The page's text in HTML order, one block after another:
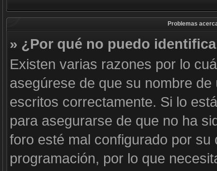
Problemas
» ¿Por qué no puedo
Existen varias razones por lo
asegúrese de que su nombre
escritos correctamente. Si lo
para asegurarse de que no ha
foro esté mal configurado por
programación, por lo que